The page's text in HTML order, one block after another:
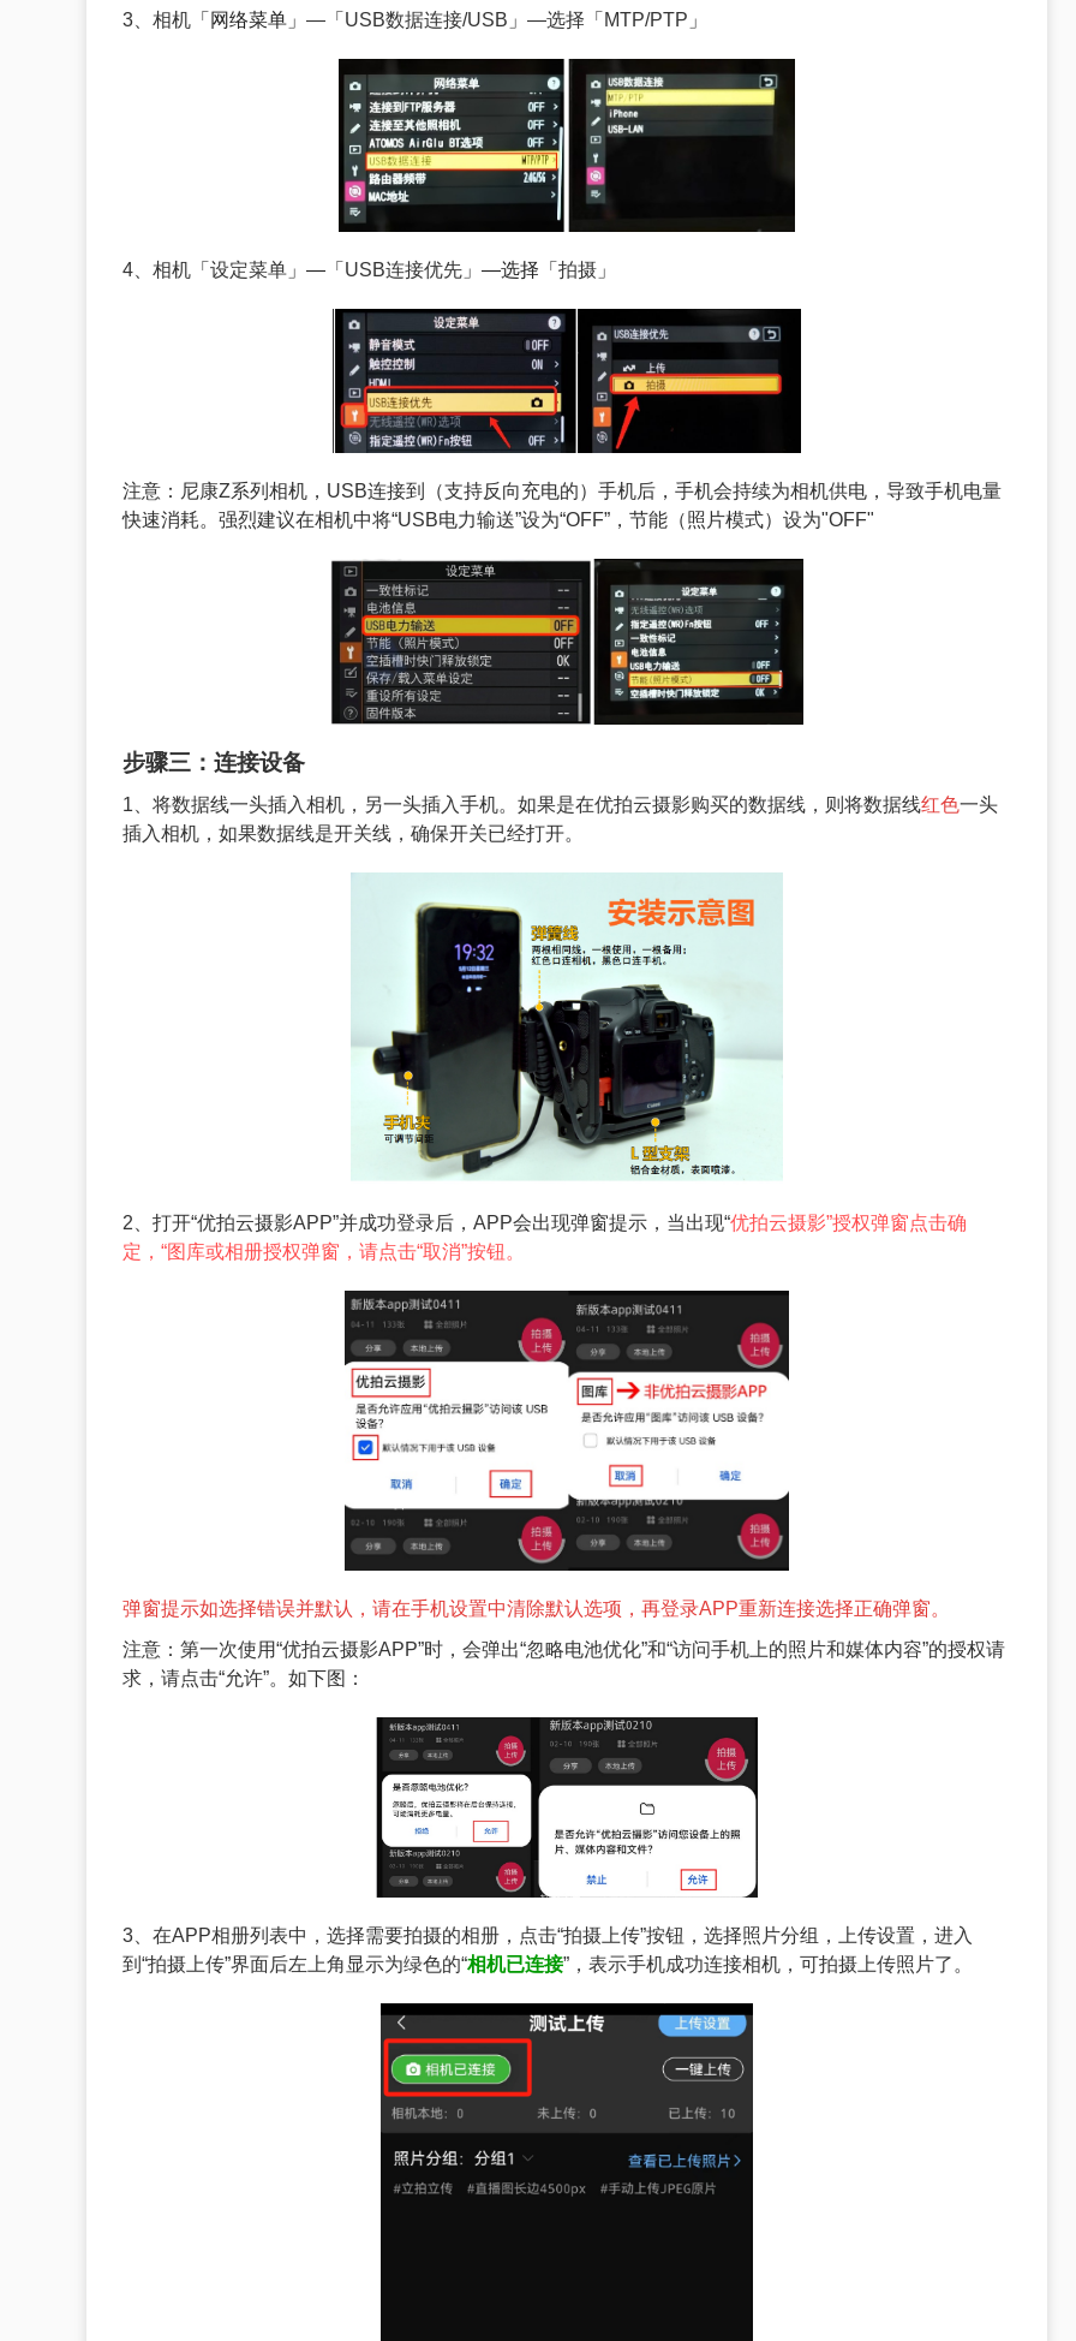
3、相机 「网络菜单」 — 「 USB数据连接/USB 」 —选择 「 MTP/PTP 」
4、相机 「 设定菜单 」—「 USB连接优先 」—选择「 拍摄 」
注意：尼康Z系列相机，USB连接到（支持反向充电的）手机后，手机会持续为相机供电，导致手机电量
快速消耗。强烈建议在相机中将“USB电力输送”设为“OFF”，节能（照片模式）设为"OFF"
步骤三：连接设备
1、将数据线一头插入相机，另一头插入手机。如果是在优拍云摄影购买的数据线，则将数据线红色一头
插入相机，如果数据线是开关线，确保开关已经打开。
2、打开“优拍云摄影APP”并成功登录后，APP会出现弹窗提示，当出现“优拍云摄影”授权弹窗点击确
定，“图库或相册授权弹窗，请点击“取消”按钮。
弹窗提示如选择错误并默认，请在手机设置中清除默认选项，再登录APP重新连接选择正确弹窗。
注意：第一次使用“优拍云摄影APP”时，会弹出“忽略电池优化”和“访问手机上的照片和媒体内容”的授权请
求，请点击“允许”。如下图：
3、在APP相册列表中，选择需要拍摄的相册，点击“拍摄上传”按钮，选择照片分组，上传设置，进入
到“拍摄上传”界面后左上角显示为绿色的“相机已连接”，表示手机成功连接相机，可拍摄上传照片了。